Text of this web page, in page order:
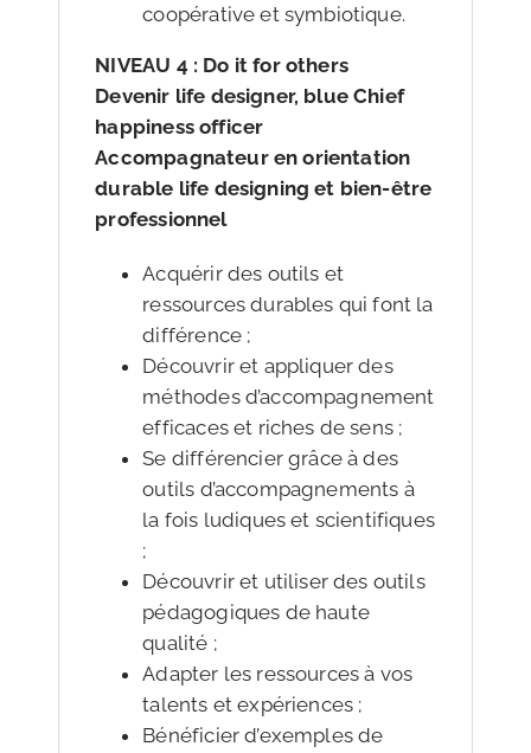
coopérative et symbiotique.
NIVEAU 4 : Do it for others
Devenir life designer, blue Chief
happiness officer
Accompagnateur en orientation
durable life designing et bien-être
professionnel
Acquérir des outils et
ressources durables qui font la
différence ;
Découvrir et appliquer des
méthodes d’accompagnement
efficaces et riches de sens ;
Se différencier grâce à des
outils d’accompagnements à
la fois ludiques et scientifiques
;
Découvrir et utiliser des outils
pédagogiques de haute
qualité ;
Adapter les ressources à vos
talents et expériences ;
Bénéficier d’exemples de